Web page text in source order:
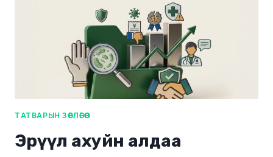
ТАТВАРЫН ЗӨВЛӨГӨӨ
Эрүүл ахуйн алдаа